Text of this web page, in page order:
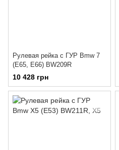
Рулевая рейка с ГУР Bmw 7
(E65, E66) BW209R
10 428 грн